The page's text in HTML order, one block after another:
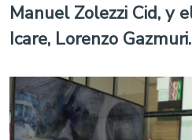
Manuel Zolezzi Cid, y
Icare, Lorenzo Gazmuri.